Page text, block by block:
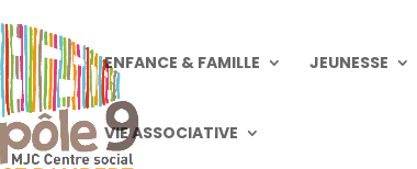
ENFANCE & FAMILLE JEUNESSE
VIE ASSOCIATIVE